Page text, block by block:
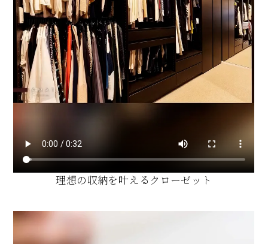
理想の収納を叶えるクローゼット